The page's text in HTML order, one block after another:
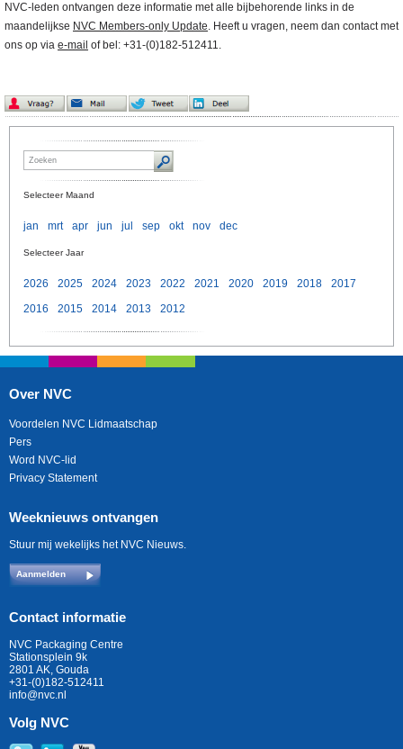
NVC-leden ontvangen deze informatie met alle bijbehorende links in de
maandelijkse NVC Members-only Update. Heeft u vragen, neem dan contact met
ons op via e-mail of bel: +31-(0)182-512411.
Selecteer Maand
jan mrt apr jun jul sep okt nov dec
Selecteer Jaar
2026 2025 2024 2023 2022 2021 2020 2019 2018
2017
2016
2015 2014 2013 2012
Over NVC
Voordelen NVC Lidmaatschap
Pers
Word NVC-lid
Privacy Statement
Weeknieuws ontvangen
Stuur mij wekelijks het NVC Nieuws.
Aanmelden
Contact informatie
NVC Packaging Centre
Stationsplein 9k
2801 AK, Gouda
+31-(0)182-512411
info@nvc.nl
Volg NVC